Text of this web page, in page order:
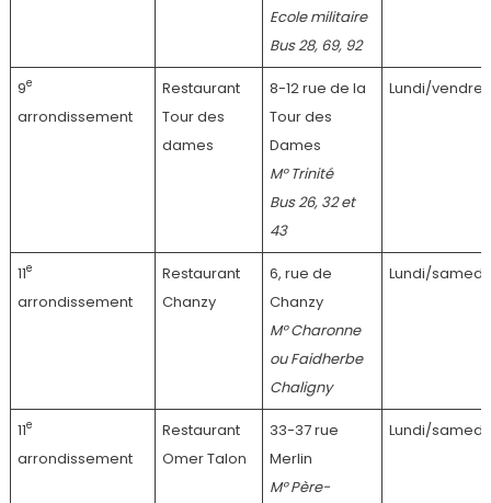
Ecole militaire
Bus 28, 69, 92
9e
arrondissement
Restaurant
Tour des
dames
8-12 rue de la
Tour des
Dames
M° Trinité
Bus 26, 32 et
43
Lundi/
11e
arrondissement
Restaurant
Chanzy
6, rue de
Chanzy
M° Charonne
ou Faidherbe
Chaligny
Lundi/samedi
11e
arrondissement
Restaurant
Omer Talon
33-37 rue
Merlin
M° Père-
Lundi/samedi